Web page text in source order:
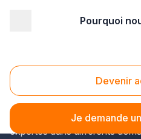
Pourquoi
Devenir
Je demande
Portail Hautmont (59330)
La commune de Hautmont
(Nord-Pas-de-Calais)
expertes dans différents